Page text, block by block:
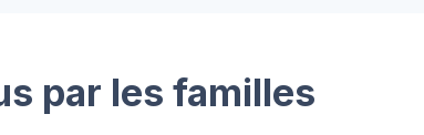
par les familles